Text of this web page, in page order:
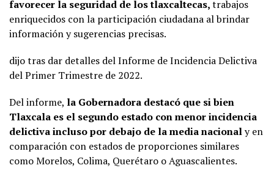
favorecer la seguridad de los tlaxcaltecas,trabajos
enriquecidos con la participación ciudadana al brindar
información y sugerencias precisas.
dijo tras dar detalles del Informe de Incidencia Delictiva
del Primer Trimestre de 2022.
Del informe, la Gobernadora destacó que si bien
Tlaxcala es el segundo estado con menor incidencia
delictiva incluso por debajo de la media nacionaly en
comparación con estados de proporciones similares
como Morelos, Colima, Querétaro o Aguascalientes.